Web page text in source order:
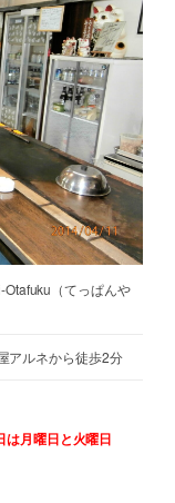
（てっぱんや
アルネから徒歩2分
は月曜日と火曜日